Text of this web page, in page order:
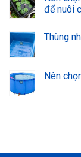
để nuôi
Thùng
Nên